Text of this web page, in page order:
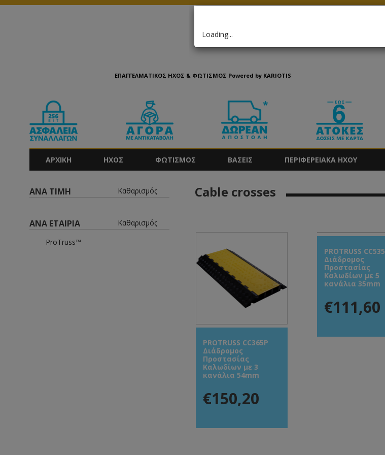
ΕΠΑΓΓΕΛΜΑΤΙΚΟΣ ΗΧΟΣ & ΦΩΤΙΣΜΟΣ Powered by KARIOTIS
ΑΡΧΙΚΗ ΗΧΟΣ ΦΩΤΙΣΜΟΣ ΒΑΣΕΙΣ ΠΕΡΙΦΕΡΕΙΑΚΑ ΗΧΟΥ
ΑΝΑ ΤΙΜΗ Καθαρισμός
ΑΝΑ ΕΤΑΙΡΙΑ
Καθαρισμός
ProTruss™
Cable crosses
PROTRUSS CC365P
Διάδρομος
Προστασίας
Καλωδίων με 3
κανάλια 54mm
€150,20
PROTRUSS CC535
Διάδρομος
Προστασίας
Καλωδίων με 5
κανάλια 35mm
€111,60
Loading...